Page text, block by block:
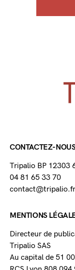
CONTACTEZ-
Tripalio BP 12303
04 81 65 33 70
contact@tripalio.fr
MENTIONS
Directeur de
Tripalio SAS
Au capital de 51